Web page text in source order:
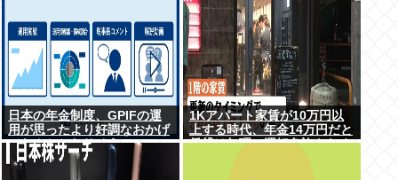
日本の年金制度、GPIFの運
用が思ったより好調なおかげ
でなんとかなりそう
1Kアパート家賃が10万円以
上する時代、年金14万円だと
賃貸は無理、運転免許もなく